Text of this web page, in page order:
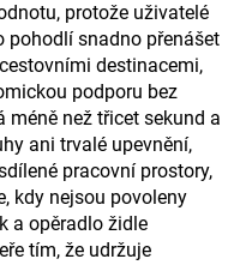
protože uživatelé
pohodlí snadno přenášet
destinacemi,
podporu bez
než třicet sekund a
ani trvalé upevnění,
pracovní prostory,
kdy nejsou povoleny
a opěradlo židle
tím, že udržuje